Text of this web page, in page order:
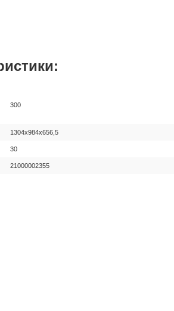
300
1304х984х656,5
30
21000002355